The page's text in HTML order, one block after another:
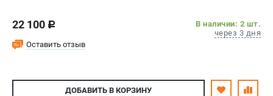
22 100 c
В наличии: 2 шт.
через 3 дня
Оставить отзыв
ДОБАВИТЬ В КОРЗИНУ